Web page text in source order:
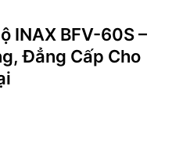
INAX BFV-60S –
Đẳng Cấp Cho